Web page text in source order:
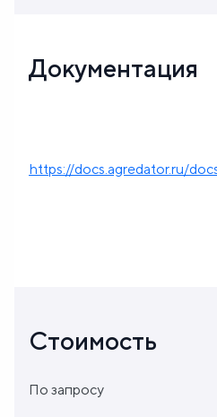
Документация
https://docs.agredator.ru/
Стоимость
По запросу